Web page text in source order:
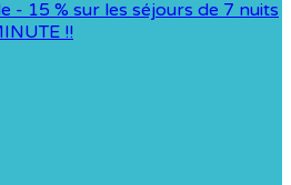
- 15 % sur les séjours de 7 nuits
!!